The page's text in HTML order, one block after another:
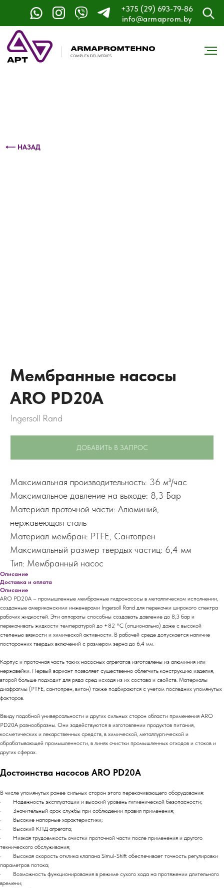
+375 (29) 693-79-86
info@armaprom.by
Контактный телефон: +375 (29) 693-79-86
⟵ НАЗАД
Мембранные насосы
ARO PD20A
Ingersoll Rand
ДОБАВИТЬ В ЗАПРОС
Максимальная производительность: 36 м³/час
Максимальное давление на выходе: 8,3 Бар
Материал проточной части: Алюминий,
нержавеющая сталь
Материал мембран: PTFE, Сантопрен
Максимальный размер твердых частиц: 6,4 мм
Тип: Мембранный насос
Описание
Доставка и оплата
Описание
ARO PD20A – промышленные мембранные гидронасосы в металлическом исполнении,
созданные американскими инженерами Ingersoll Rand для перекачки широкого спектра
рабочих жидкостей. Эти аппараты способны создавать давление до 8,3 бар и
перекачивать жидкости температурой до +82 °C (опционально) даже с высокой
степенью вязкости и химической активности. В рабочей среде допускается наличие
посторонних твердых включений с размером зерна до 6,4 мм.
Корпус и проточная часть таких насосных агрегатов изготовлены из алюминия или
нержавейки. Первый вариант позволяет существенно облегчить конструкцию изделия,
второй больше подходит для ряда сред исходя из их состава и свойств. Материалы
диафрагмы (PTFE, сантопрен, витон) также подбираются с учетом последних упомянутых
факторов.
Ввиду подобной универсальности и других сильных сторон области применения ARO
PD20A разнообразны. Они задействуются в изготовлении продуктов питания,
косметических и лекарственных средств, в химической, металлургической и
обрабатывающей промышленности, в линях очистки промышленных отходов и стоков и
других сферах.
Достоинства насосов ARO PD20A
В числе упомянутых ранее сильных сторон этого перекачивающего оборудования:
· Надежность эксплуатации и высокий уровень гигиенической безопасности;
· Значительный срок службы при соблюдении правил применения;
· Высокие напорные характеристики;
· Высокий КПД агрегата;
· Низкая трудоемкость очистки проточной части после применения и другого
технического обслуживания;
· Высокая скорость отклика клапана Simul-Shift обеспечивает точность регулировки
параметров потока;
· Возможность функционирования в режиме сухого хода на протяжении длительного
времени;